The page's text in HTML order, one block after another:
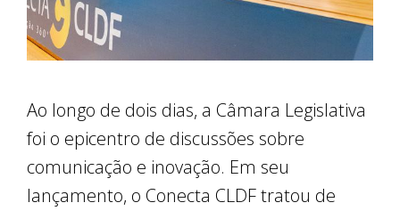
Ao longo de dois dias, a Câmara Legislativa
foi o epicentro de discussões sobre
comunicação e inovação. Em seu
lançamento, o Conecta CLDF tratou de